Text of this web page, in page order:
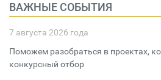
ВАЖНЫЕ СОБЫТИЯ
7 августа 2026 года
Поможем разобраться в проектах,
конкурсный отбор